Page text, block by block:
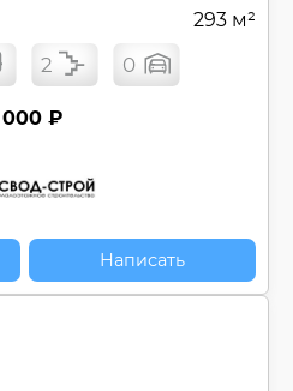
293 м²
2 0
000 ₽
Написать